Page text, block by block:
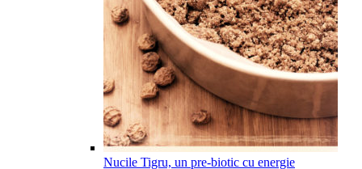
Nucile Tigru, un pre-biotic cu energie